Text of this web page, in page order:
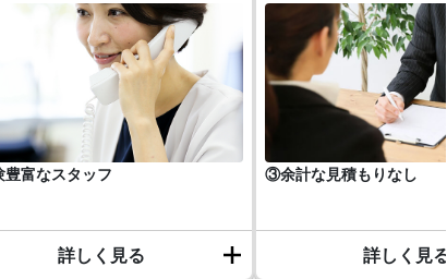
富なスタッフ
詳しく見る
③余計な見積もりなし
詳しく見る